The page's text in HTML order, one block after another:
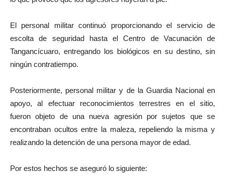
El personal militar continuó proporcionando el servicio de
escolta de seguridad hasta el Centro de Vacunación de
Tangancícuaro, entregando los biológicos en su destino, sin
ningún contratiempo.
Posteriormente, personal militar y de la Guardia Nacional en
apoyo, al efectuar reconocimientos terrestres en el sitio,
fueron objeto de una nueva agresión por sujetos que se
encontraban ocultos entre la maleza, repeliendo la misma y
realizando la detención de una persona mayor de edad.
Por estos hechos se aseguró lo siguiente: